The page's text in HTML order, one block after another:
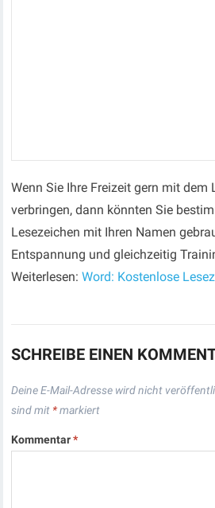
Wenn Sie Ihre Freizeit gern mit dem
verbringen, dann könnten Sie
Lesezeichen mit Ihren Namen
Entspannung und gleichzeitig
Weiterlesen:Word: Kostenlose
SCHREIBE EINEN
Deine E-Mail-Adresse wird nicht
sind mit *markiert
Kommentar*